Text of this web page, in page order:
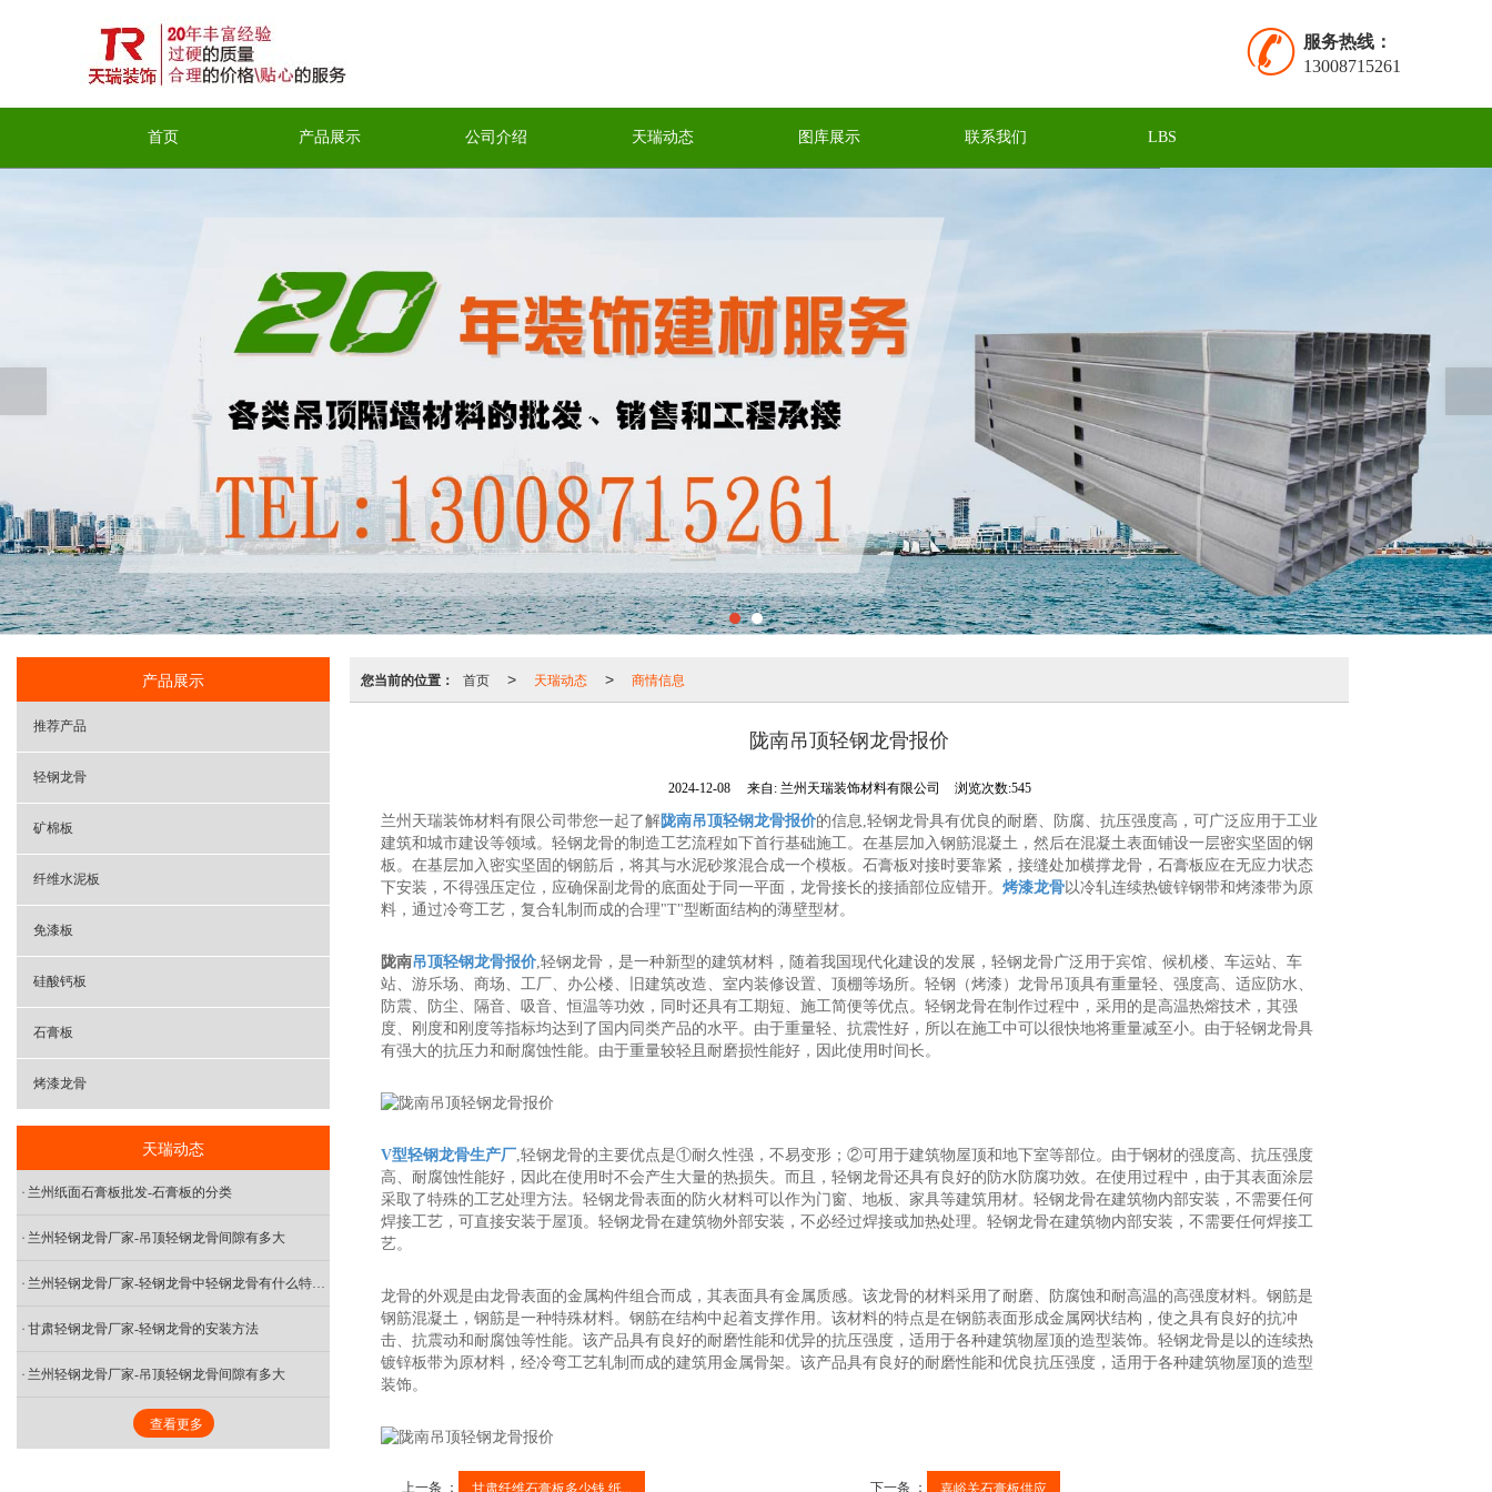
服务热线：
13008715261
首页 产品展示 公司介绍 天瑞动态 图库展示 联系我们 LBS
您当前的位置： 首页 > 天瑞动态 > 商情信息
陇南吊顶轻钢龙骨报价
2024-12-08 来自: 兰州天瑞装饰材料有限公司 浏览次数:545
兰州天瑞装饰材料有限公司带您一起了解陇南吊顶轻钢龙骨报价的信息,轻钢龙骨具有优良的耐磨、防腐、抗压强度高，可广泛应用于工业
建筑和城市建设等领域。轻钢龙骨的制造工艺流程如下首行基础施工。在基层加入钢筋混凝土，然后在混凝土表面铺设一层密实坚固的钢
板。在基层加入密实坚固的钢筋后，将其与水泥砂浆混合成一个模板。石膏板对接时要靠紧，接缝处加横撑龙骨，石膏板应在无应力状态
下安装，不得强压定位，应确保副龙骨的底面处于同一平面，龙骨接长的接插部位应错开。 烤漆龙骨以冷轧连续热镀锌钢带和烤漆带为原
料，通过冷弯工艺，复合轧制而成的合理"T"型断面结构的薄壁型材。
陇南吊顶轻钢龙骨报价,轻钢龙骨，是一种新型的建筑材料，随着我国现代化建设的发展，轻钢龙骨广泛用于宾馆、候机楼、车运站、车
站、游乐场、商场、工厂、办公楼、旧建筑改造、室内装修设置、顶棚等场所。轻钢（烤漆）龙骨吊顶具有重量轻、强度高、适应防水、
防震、防尘、隔音、吸音、恒温等功效，同时还具有工期短、施工简便等优点。轻钢龙骨在制作过程中，采用的是高温热熔技术，其强
度、刚度和刚度等指标均达到了国内同类产品的水平。由于重量轻、抗震性好，所以在施工中可以很快地将重量减至小。由于轻钢龙骨具
有强大的抗压力和耐腐蚀性能。由于重量较轻且耐磨损性能好，因此使用时间长。
V型轻钢龙骨生产厂,轻钢龙骨的主要优点是①耐久性强，不易变形；②可用于建筑物屋顶和地下室等部位。由于钢材的强度高、抗压强度
高、耐腐蚀性能好，因此在使用时不会产生大量的热损失。而且，轻钢龙骨还具有良好的防水防腐功效。在使用过程中，由于其表面涂层
采取了特殊的工艺处理方法。轻钢龙骨表面的防火材料可以作为门窗、地板、家具等建筑用材。轻钢龙骨在建筑物内部安装，不需要任何
焊接工艺，可直接安装于屋顶。轻钢龙骨在建筑物外部安装，不必经过焊接或加热处理。轻钢龙骨在建筑物内部安装，不需要任何焊接工
艺。
龙骨的外观是由龙骨表面的金属构件组合而成，其表面具有金属质感。该龙骨的材料采用了耐磨、防腐蚀和耐高温的高强度材料。钢筋是
钢筋混凝土，钢筋是一种特殊材料。钢筋在结构中起着支撑作用。该材料的特点是在钢筋表面形成金属网状结构，使之具有良好的抗冲
击、抗震动和耐腐蚀等性能。该产品具有良好的耐磨性能和优异的抗压强度，适用于各种建筑物屋顶的造型装饰。轻钢龙骨是以的连续热
镀锌板带为原材料，经冷弯工艺轧制而成的建筑用金属骨架。该产品具有良好的耐磨性能和优良抗压强度，适用于各种建筑物屋顶的造型
装饰。
上一条 ： 甘肃纤维石膏板多少钱,纸... 下一条 ： 嘉峪关石膏板供应
产品展示
推荐产品
轻钢龙骨
矿棉板
纤维水泥板
免漆板
硅酸钙板
石膏板
烤漆龙骨
天瑞动态
兰州纸面石膏板批发​-石膏板的分类
兰州轻钢龙骨厂家​-吊顶轻钢龙骨间隙有多大
兰州轻钢龙骨厂家​-轻钢龙骨中轻钢龙骨有什么特点和优势?
甘肃轻钢龙骨厂家​-轻钢龙骨的安装方法
兰州轻钢龙骨厂家-吊顶轻钢龙骨间隙有多大
查看更多